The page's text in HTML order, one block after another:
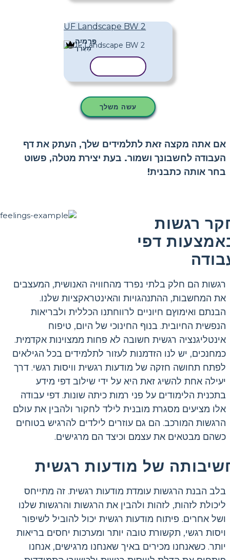
UF Landscape BW 2
פּרֶמיָה
מַעֲרָך
עשה משלך
אם אתה מקצה זאת לתלמידים שלך, העתק את דף
העבודה לחשבונך ושמור. בעת יצירת מטלה, פשוט
בחר אותה כתבנית!
רגשות
דפי
רגשות הם חלק בלתי נפרד מהחוויה האנושית, המעצבים
את המחשבות, ההתנהגויות והאינטראקציות שלנו.
הבנתם ואימוץם חיוניים לרווחתנו הכללית ולבריאות
הנפשית החיובית. בנוף החינוכי של היום, טיפוח
אינטליגנציה רגשית חשובה לא פחות ממצוינות אקדמית.
כמחנכים, יש לנו הזדמנות לעזור לתלמידים בכל הגילאים
לפתח תחושה חזקה של מודעות רגשית וויסות רגשי. דרך
יעילה אחת להשיג זאת היא על ידי שילוב דפי מידע
בתכנית הלימודים על פני רמות כיתה שונות. דפי עבודה
אלו מציעים מסגרת מובנית לילד לחקור ולהבין את עולם
הרגשות המורכב. הם גם עוזרים לילדים להרגיש בטוחים
כשהם מבטאים את עצמם וכיצד הם מרגישים.
של מודעות רגשית
בלב הבנת הרגשות עומדת מודעות רגשית. זה מתייחס
ליכולת לזהות, לזהות ולהבין את הרגשות והרגשות שלנו
ושל אחרים. פיתוח מודעות רגשית יכול להוביל לשיפור
ויסות רגשי, תקשורת טובה יותר ומערכות יחסים בריאות
יותר. כשאנחנו מכירים באיך שאנחנו מרגישים, אנחנו